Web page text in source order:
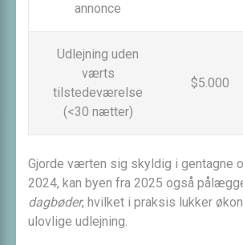
annonce
Udlejning uden
værts
tilstedeværelse
(<30 nætter)
$5.000
Gjorde værten sig skyldig i gentagne
2024, kan byen fra 2025 også
dagbøder, hvilket i praksis lukker
ulovlige udlejning.